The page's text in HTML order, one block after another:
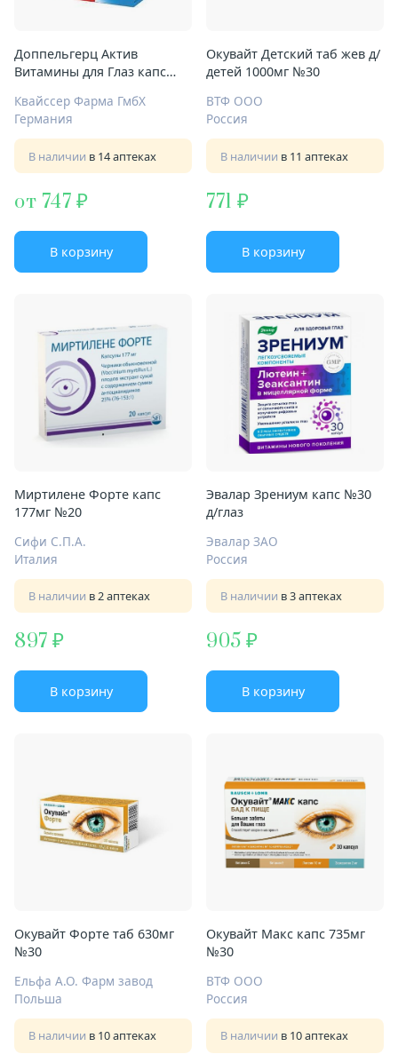
Доппельгерц Актив
Витамины для Глаз капс
Квайссер Фарма ГмбХ
Германия
В наличии в 14 аптеках
от 747
В корзину
Окувайт Детский таб жев д/
детей 1000мг №30
ВТФ ООО
Россия
В наличии в 11 аптеках
771
В корзину
Миртилене Форте капс
177мг №20
Сифи С.П.А.
Италия
В наличии в 2 аптеках
897
В корзину
Эвалар Зрениум капс №30
д/глаз
Эвалар ЗАО
Россия
В наличии в 3 аптеках
905
В корзину
Окувайт Форте таб 630мг
№30
Ельфа А.О. Фарм завод
Польша
В наличии в 10 аптеках
Окувайт Макс капс 735мг
№30
ВТФ ООО
Россия
В наличии в 10 аптеках